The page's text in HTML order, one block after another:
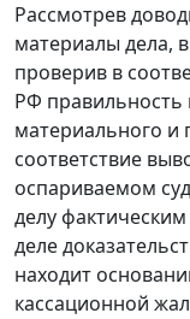
Рассмотрев
материалы дела,
проверив в
РФ
материального и
соответствие
оспариваемом
делу
деле
находит
кассационной